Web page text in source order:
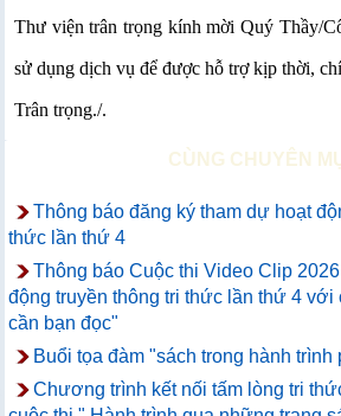
Thư viện trân trọng kính mời Quý Thầy/
sử dụng dịch vụ để được hỗ trợ kịp thời,
Trân trọng./.
CÙNG CHUYÊN
Thông báo đăng ký tham dự hoạt
thức lần thứ 4
Thông báo Cuộc thi Video Clip
động truyền thông tri thức lần thứ 4 với
cần bạn đọc"
Buổi tọa đàm "sách trong hành trình
Chương trình kết nối tấm lòng tri